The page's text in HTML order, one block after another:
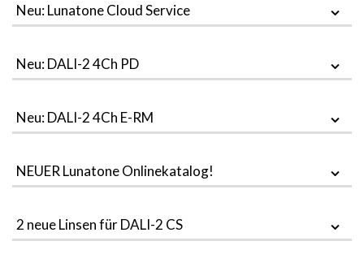
Neu: Lunatone Cloud Service
Neu: DALI-2 4Ch PD
Neu: DALI-2 4Ch E-RM
NEUER Lunatone Onlinekatalog!
2 neue Linsen für DALI-2 CS